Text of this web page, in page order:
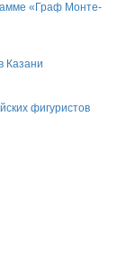
«Граф Монте-
Казани
фигуристов